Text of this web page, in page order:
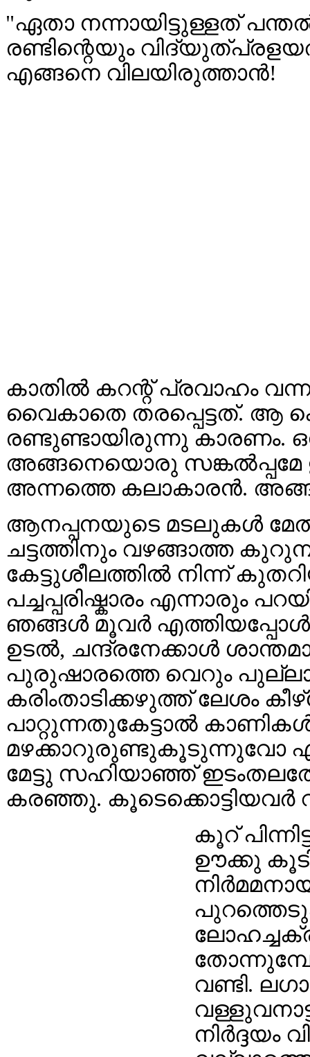
"ഏതാ നന്നായിട്ടുള്ളത്
രണ്ടിന്റെയും
എങ്ങനെ വിലയിരുത്താൻ!
കാതിൽ കറന്റ് പ്രവാഹം
വൈകാതെ തരപ്പെട്ടത്. ആ
രണ്ടുണ്ടായിരുന്നു കാരണം.
അങ്ങനെയൊരു സങ്കൽപ്പമേ
അന്നത്തെ കലാകാരൻ.
ആനപ്പനയുടെ മടലുകൾ
ചട്ടത്തിനും വഴങ്ങാത്ത
കേട്ടുശീലത്തിൽ നിന്ന്
പച്ചപ്പരിഷ്കാരം എന്നാരും
ഞങ്ങൾ മൂവർ എത്തിയപ്പോൾ.
ഉടൽ, ചന്ദ്രനേക്കാൾ
പുരുഷാരത്തെ വെറും
കരിംതാടിക്കഴുത്ത് ലേശം
പാറ്റുന്നതുകേട്ടാൽ
മഴക്കാറുരുണ്ടുകൂടുന്നുവോ
മേട്ടു സഹിയാഞ്ഞ്‌
കരഞ്ഞു. കൂടെക്കൊട്ടിയവർ
കൂറ്
ഊക്കു
വണ്ടി.
നിർദ്ദയം